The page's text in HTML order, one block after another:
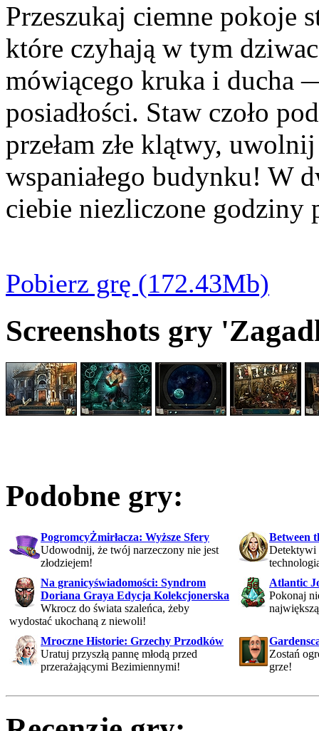
Przeszukaj ciemne pokoje
które czyhają w tym
mówiącego kruka i ducha
posiadłości. Staw czoło
przełam złe klątwy,
wspaniałego budynku! W
ciebie niezliczone
Pobierz grę (172.43Mb)
Screenshots gry
Podobne gry:
PogromcyŻmirłacza: Wyższe Sfery
Udowodnij, że twój narzeczony nie jest
złodziejem!
Between
Detektywi
Na granicyświadomości: Syndrom
Doriana Graya Edycja Kolekcjonerska
Wkrocz do świata szaleńca, żeby
wydostać ukochaną z niewoli!
Atlantic
Pokonaj
Mroczne Historie: Grzechy Przodków
Uratuj przyszłą pannę młodą przed
przerażającymi Bezimiennymi!
Zostań
grze!